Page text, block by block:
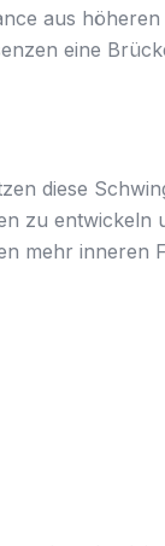
aus höheren
eine
diese
zu entwickeln
mehr inneren